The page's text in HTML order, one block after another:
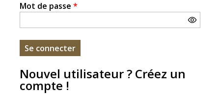
Mot de passe *
Nouvel utilisateur ? Créez un
compte !